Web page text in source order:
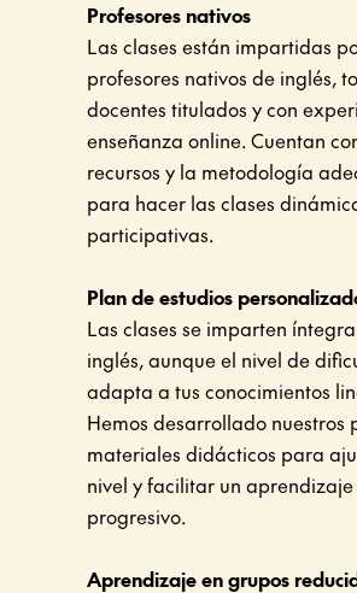
Profesores nativos
Las clases están impartidas
profesores nativos de inglés,
docentes titulados y con
enseñanza online. Cuentan
recursos y la metodología
para hacer las clases
participativas.
Plan de estudios
Las clases se imparten
inglés, aunque el nivel de
adapta a tus conocimientos
Hemos desarrollado nuestros
materiales didácticos para
nivel y facilitar un aprendizaje
progresivo.
Aprendizaje en grupos